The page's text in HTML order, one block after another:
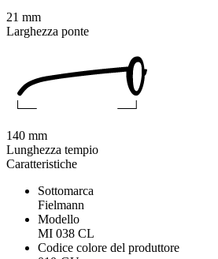
Caratteristiche
Sottomarca
Fielmann
Modello
MI 038 CL
Codice colore del produttore
21 mm
Larghezza ponte
140 mm
Lunghezza tempio